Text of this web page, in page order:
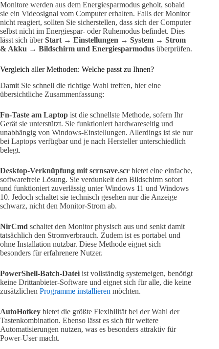
Monitore werden aus dem Energiesparmodus geholt, sobald
sie ein Videosignal vom Computer erhalten. Falls der Monitor
nicht reagiert, sollten Sie sicherstellen, dass sich der Computer
selbst nicht im Energiespar- oder Ruhemodus befindet. Dies
lässt sich überStart → Einstellungen → System → Strom
& Akku → Bildschirm und Energiesparmodus überprüfen.
Vergleich aller Methoden: Welche passt zu Ihnen?
Damit Sie schnell die richtige Wahl treffen, hier eine
übersichtliche Zusammenfassung:
Fn-Taste am Laptop ist die schnellste Methode, sofern Ihr
Gerät sie unterstützt. Sie funktioniert hardwareseitig und
unabhängig von Windows-Einstellungen. Allerdings ist sie nur
bei Laptops verfügbar und je nach Hersteller unterschiedlich
belegt.
Desktop-Verknüpfung mit scrnsave.scr bietet eine einfache,
softwarefreie Lösung. Sie verdunkelt den Bildschirm sofort
und funktioniert zuverlässig unter Windows 11 und Windows
10. Jedoch schaltet sie technisch gesehen nur die Anzeige
schwarz, nicht den Monitor-Strom ab.
NirCmd schaltet den Monitor physisch aus und senkt damit
tatsächlich den Stromverbrauch. Zudem ist es portabel und
ohne Installation nutzbar. Diese Methode eignet sich
besonders für erfahrenere Nutzer.
PowerShell-Batch-Datei ist vollständig systemeigen, benötigt
keine Drittanbieter-Software und eignet sich für alle, die keine
zusätzlichen Programme installieren möchten.
AutoHotkey bietet die größte Flexibilität bei der Wahl der
Tastenkombination. Ebenso lässt es sich für weitere
Automatisierungen nutzen, was es besonders attraktiv für
Power-User macht.